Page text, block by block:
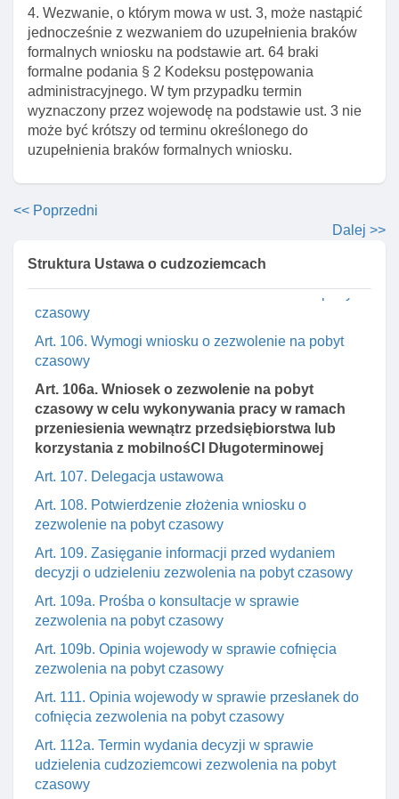
4. Wezwanie, o którym mowa w ust. 3, może nastąpić
jednocześnie z wezwaniem do uzupełnienia braków
formalnych wniosku na podstawie art. 64 braki
formalne podania § 2 Kodeksu postępowania
administracyjnego. W tym przypadku termin
wyznaczony przez wojewodę na podstawie ust. 3 nie
może być krótszy od terminu określonego do
uzupełnienia braków formalnych wniosku.
<< Poprzedni
Dalej >>
Struktura Ustawa o cudzoziemcach
Art. 99. Przesłanki odmowy wszczęcia postępowania
w sprawie udzielenia zezwolenia na pobyt czasowy
Art. 100. Przesłanki odmowy zezwolenia na pobyt
czasowy
Art. 101. Przesłanki cofnięcia zezwolenia na pobyt
czasowy
postępowania administracyjnego
zezwolenia na pobyt czasowy
Art. 105. Składanie wniosku o zezwolenie na pobyt
czasowy
Art. 106. Wymogi wniosku o zezwolenie na pobyt
czasowy
Art. 106a. Wniosek o zezwolenie na pobyt
czasowy w celu wykonywania pracy w ramach
przeniesienia wewnątrz przedsiębiorstwa lub
korzystania z mobilnośCI Długoterminowej
Art. 107. Delegacja ustawowa
Art. 108. Potwierdzenie złożenia wniosku o
zezwolenie na pobyt czasowy
Art. 109. Zasięganie informacji przed wydaniem
decyzji o udzieleniu zezwolenia na pobyt czasowy
Art. 109a. Prośba o konsultacje w sprawie
zezwolenia na pobyt czasowy
Art. 109b. Opinia wojewody w sprawie cofnięcia
zezwolenia na pobyt czasowy
Art. 111. Opinia wojewody w sprawie przesłanek do
cofnięcia zezwolenia na pobyt czasowy
Art. 112a. Termin wydania decyzji w sprawie
udzielenia cudzoziemcowi zezwolenia na pobyt
czasowy